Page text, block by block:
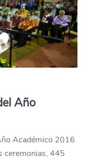
Año
Académico 2016
ceremonias, 445